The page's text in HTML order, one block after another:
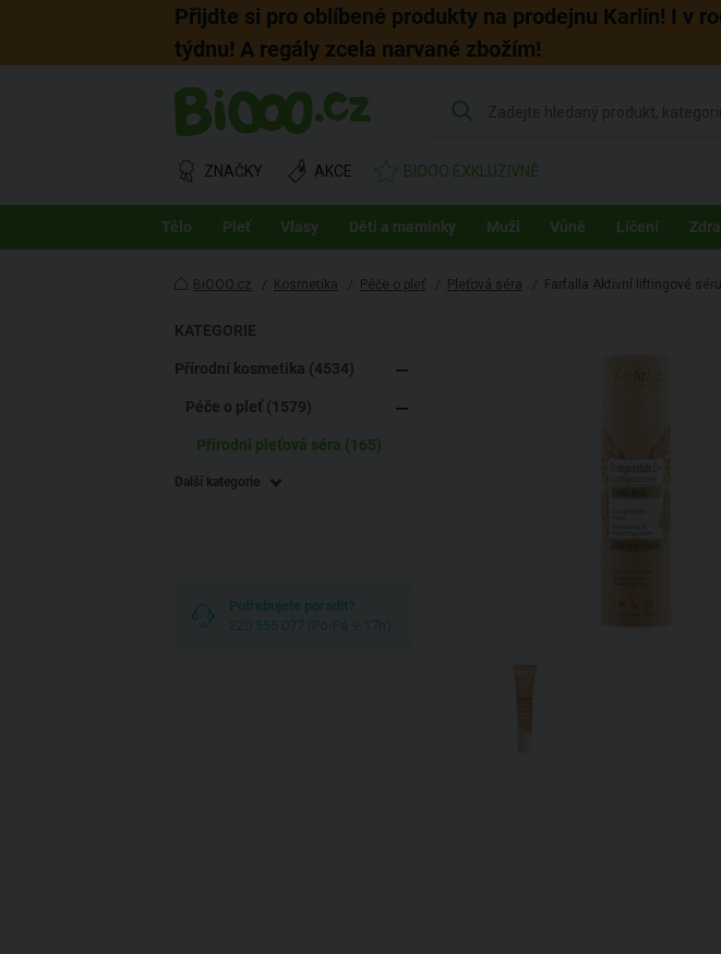
Přijdte si pro oblíbené produkty na prodejnu Karlín! I v
týdnu! A regály zcela narvané zbožím!
ZNAČKY AKCE BIOOO EXKLUZIVNĚ
Tělo Pleť Vlasy Děti a maminky Muži Vůně Líčení
BiOOO.cz / Kosmetika / Péče o pleť / Pleťová séra / Farfalla Aktivní liftingové
KATEGORIE
Přírodní kosmetika (4534)
Péče o pleť (1579)
Přírodní pleťová séra (165)
Další kategorie